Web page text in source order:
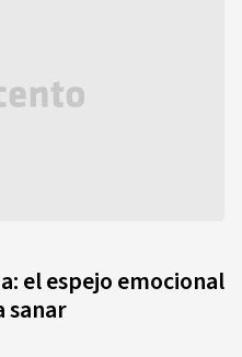
el espejo emocional
sanar